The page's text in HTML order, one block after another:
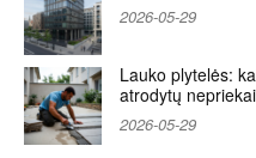
2026-05-29
Lauko plytelės:
atrodytų
2026-05-29